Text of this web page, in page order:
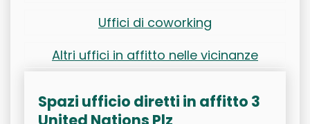
Uffici di coworking
Altri uffici in affitto nelle vicinanze
Spazi ufficio diretti in affitto 3